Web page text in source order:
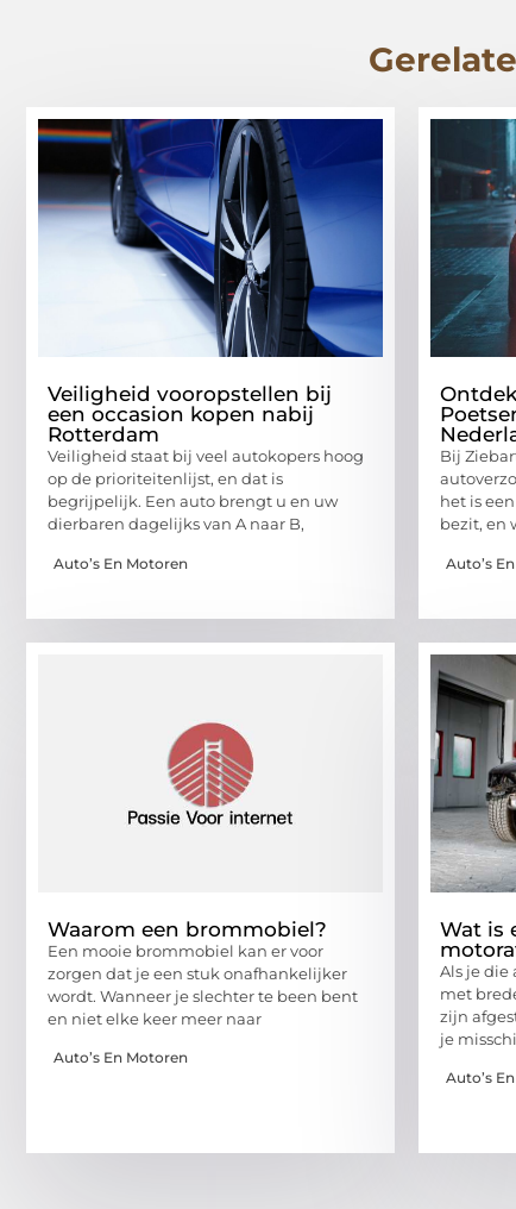
Veiligheid vooropstellen bij
een occasion kopen nabij
Rotterdam
Veiligheid staat bij veel autokopers hoog
op de prioriteitenlijst, en dat is
begrijpelijk. Een auto brengt u en uw
dierbaren dagelijks van A naar B,
Auto’s En Motoren
Bij
het is
bezit, en
Auto’s
Waarom een brommobiel?
Een mooie brommobiel kan er voor
zorgen dat je een stuk onafhankelijker
wordt. Wanneer je slechter te been bent
en niet elke keer meer naar
Auto’s En Motoren
Wat is
Als je die
met
zijn
je
Auto’s